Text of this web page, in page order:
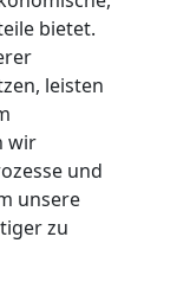
bietet.
leisten
wir
und
unsere
zu